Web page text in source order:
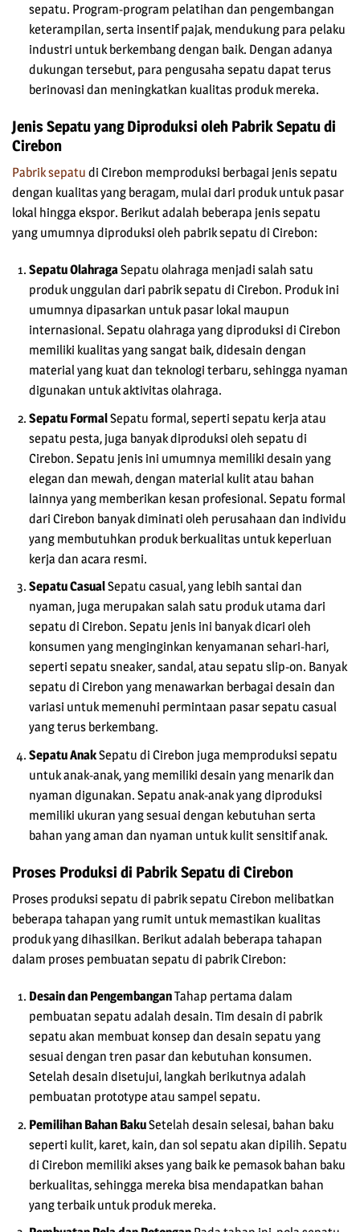
sepatu. Program-program pelatihan dan pengembangan
keterampilan, serta insentif pajak, mendukung para pelaku
industri untuk berkembang dengan baik. Dengan adanya
dukungan tersebut, para pengusaha sepatu dapat terus
berinovasi dan meningkatkan kualitas produk mereka.
Jenis Sepatu yang Diproduksi oleh Pabrik Sepatu di
Cirebon
Pabrik sepatu di Cirebon memproduksi berbagai jenis sepatu
dengan kualitas yang beragam, mulai dari produk untuk pasar
lokal hingga ekspor. Berikut adalah beberapa jenis sepatu
yang umumnya diproduksi oleh pabrik sepatu di Cirebon:
Sepatu OlahragaSepatu olahraga menjadi salah satu
produk unggulan dari pabrik sepatu di Cirebon. Produk ini
umumnya dipasarkan untuk pasar lokal maupun
internasional. Sepatu olahraga yang diproduksi di Cirebon
memiliki kualitas yang sangat baik, didesain dengan
material yang kuat dan teknologi terbaru, sehingga nyaman
digunakan untuk aktivitas olahraga.
Sepatu FormalSepatu formal, seperti sepatu kerja atau
sepatu pesta, juga banyak diproduksi oleh sepatu di
Cirebon. Sepatu jenis ini umumnya memiliki desain yang
elegan dan mewah, dengan material kulit atau bahan
lainnya yang memberikan kesan profesional. Sepatu formal
dari Cirebon banyak diminati oleh perusahaan dan individu
yang membutuhkan produk berkualitas untuk keperluan
kerja dan acara resmi.
Sepatu CasualSepatu casual, yang lebih santai dan
nyaman, juga merupakan salah satu produk utama dari
sepatu di Cirebon. Sepatu jenis ini banyak dicari oleh
konsumen yang menginginkan kenyamanan sehari-hari,
seperti sepatu sneaker, sandal, atau sepatu slip-on. Banyak
sepatu di Cirebon yang menawarkan berbagai desain dan
variasi untuk memenuhi permintaan pasar sepatu casual
yang terus berkembang.
Sepatu AnakSepatu di Cirebon juga memproduksi sepatu
untuk anak-anak, yang memiliki desain yang menarik dan
nyaman digunakan. Sepatu anak-anak yang diproduksi
memiliki ukuran yang sesuai dengan kebutuhan serta
bahan yang aman dan nyaman untuk kulit sensitif anak.
Proses Produksi di Pabrik Sepatu di Cirebon
Proses produksi sepatu di pabrik sepatu Cirebon melibatkan
beberapa tahapan yang rumit untuk memastikan kualitas
produk yang dihasilkan. Berikut adalah beberapa tahapan
dalam proses pembuatan sepatu di pabrik Cirebon:
Desain dan PengembanganTahap pertama dalam
pembuatan sepatu adalah desain. Tim desain di pabrik
sepatu akan membuat konsep dan desain sepatu yang
sesuai dengan tren pasar dan kebutuhan konsumen.
Setelah desain disetujui, langkah berikutnya adalah
pembuatan prototype atau sampel sepatu.
Pemilihan Bahan BakuSetelah desain selesai, bahan baku
seperti kulit, karet, kain, dan sol sepatu akan dipilih. Sepatu
di Cirebon memiliki akses yang baik ke pemasok bahan baku
berkualitas, sehingga mereka bisa mendapatkan bahan
yang terbaik untuk produk mereka.